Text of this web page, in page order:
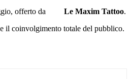
offerto da Le Maxim Tattoo.
il coinvolgimento totale del pubblico.